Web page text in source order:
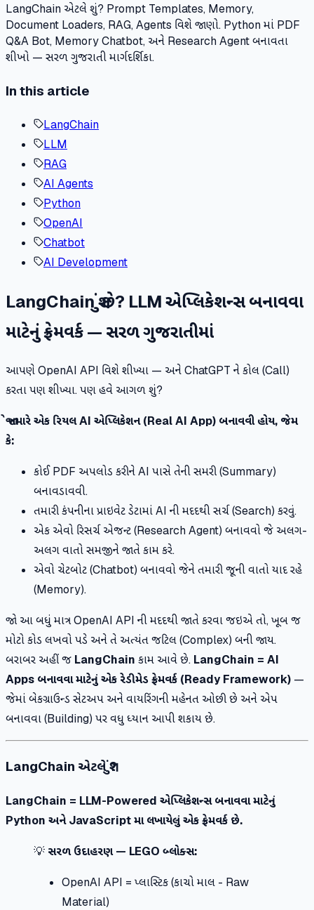
LangChain એટલે શું? Prompt Templates, Memory,
Document Loaders, RAG, Agents વિશે જાણો. Python માં PDF
Q&A Bot, Memory Chatbot, અને Research Agent બનાવતા
શીખો — સરળ ગુજરાતી માર્ગદર્શિકા.
In this article
LangChain
LLM
RAG
AI Agents
Python
OpenAI
Chatbot
AI Development
LangChain શું છે? LLM એપ્લિકેશન્સ બનાવવા
માટેનું ફ્રેમવર્ક — સરળ ગુજરાતીમાં
આપણે OpenAI API વિશે શીખ્યા — અને ChatGPT ને કોલ (Call)
કરતા પણ શીખ્યા. પણ હવે આગળ શું?
જો તમારે એક રિયલ AI એપ્લિકેશન (Real AI App) બનાવવી હોય, જેમ
કે:
કોઈ PDF અપલોડ કરીને AI પાસે તેની સમરી (Summary)
બનાવડાવવી.
તમારી કંપનીના પ્રાઇવેટ ડેટામાં AI ની મદદથી સર્ચ (Search) કરવું.
એક એવો રિસર્ચ એજન્ટ (Research Agent) બનાવવો જે અલગ-
અલગ વાતો સમજીને જાતે કામ કરે.
એવો ચેટબોટ (Chatbot) બનાવવો જેને તમારી જૂની વાતો યાદ રહે
(Memory).
જો આ બધું માત્ર OpenAI API ની મદદથી જાતે કરવા જઇએ તો, ખૂબ જ
મોટો કોડ લખવો પડે અને તે અત્યંત જટિલ (Complex) બની જાય.
બરાબર અહીં જ LangChain કામ આવે છે. LangChain = AI
Apps બનાવવા માટેનું એક રેડીમેડ ફ્રેમવર્ક (Ready Framework) —
જેમાં બેકગ્રાઉન્ડ સેટઅપ અને વાયરિંગની મહેનત ઓછી છે અને એપ
બનાવવા (Building) પર વધુ ધ્યાન આપી શકાય છે.
LangChain એટલે શું?
LangChain = LLM-Powered એપ્લિકેશન્સ બનાવવા માટેનું
Python અને JavaScript મા લખાયેલું એક ફ્રેમવર્ક છે.
💡 સરળ ઉદાહરણ — LEGO બ્લોક્સ:
OpenAI API = પ્લાસ્ટિક (કાચો માલ - Raw
Material)